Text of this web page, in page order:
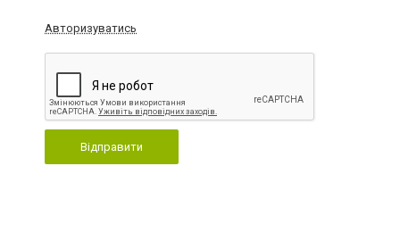
Авторизуватись
Відправити